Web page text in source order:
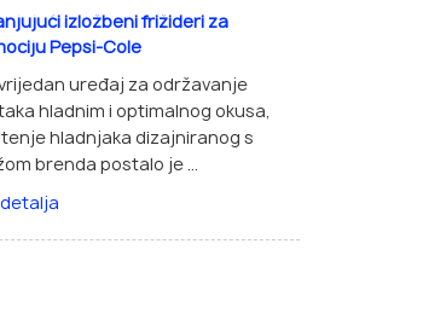
izložbeni frižideri za
Pepsi-Cole
uređaj za održavanje
hladnim i optimalnog okusa,
hladnjaka dizajniranog s
brenda postalo je ...